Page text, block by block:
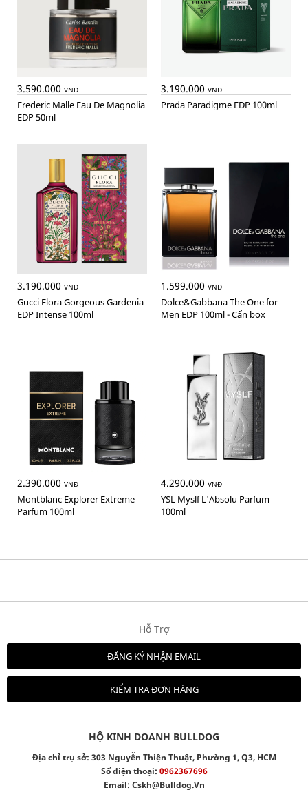
3.590.000 VNĐ
Frederic Malle Eau De Magnolia
EDP 50ml
3.190.000 VNĐ
Prada Paradigme EDP 100ml
3.190.000 VNĐ
Gucci Flora Gorgeous Gardenia
EDP Intense 100ml
1.599.000 VNĐ
Dolce&Gabbana The One for
Men EDP 100ml - Cấn box
2.390.000 VNĐ
Montblanc Explorer Extreme
Parfum 100ml
4.290.000 VNĐ
YSL Myslf L'Absolu Parfum
100ml
Hỗ Trợ
ĐĂNG KÝ NHẬN EMAIL
KIỂM TRA ĐƠN HÀNG
HỘ KINH DOANH BULLDOG
Địa chỉ trụ sở: 303 Nguyễn Thiện Thuật, Phường 1, Q3, HCM
Số điện thoại: 0962367696
Email: Cskh@bulldog.vn